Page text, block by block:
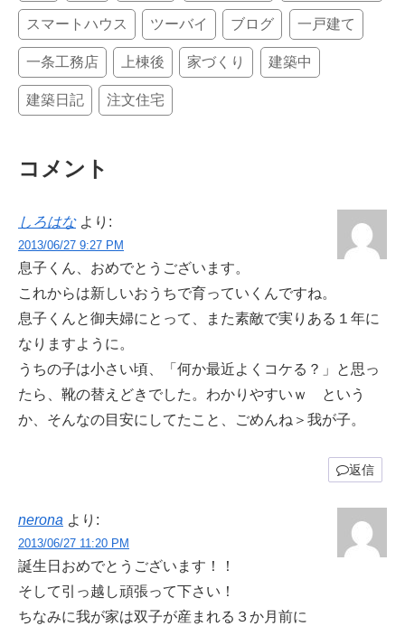
スマートハウス ツーバイ ブログ 一戸建て
一条工務店 上棟後 家づくり 建築中
建築日記 注文住宅
コメント
しろはな より:
2013/06/27 9:27 PM
息子くん、おめでとうございます。
これからは新しいおうちで育っていくんですね。
息子くんと御夫婦にとって、また素敵で実りある１年に
なりますように。
うちの子は小さい頃、「何か最近よくコケる？」と思っ
たら、靴の替えどきでした。わかりやすいｗ という
か、そんなの目安にしてたこと、ごめんね＞我が子。
返信
nerona より:
2013/06/27 11:20 PM
誕生日おめでとうございます！！
そして引っ越し頑張って下さい！
ちなみに我が家は双子が産まれる３か月前に